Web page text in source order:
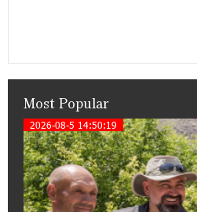
15:47:51 9-07-2026
A little corner of
partnership of
17:31:55 8-07-2026
Idram is the general
Most Popular
2026-08-5 14:50:19